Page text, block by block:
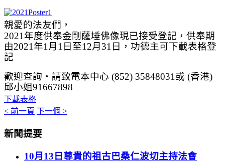
親愛的法友們，
2021年度供奉金剛薩埵佛像現已接受登記，供奉期
由2021年1 月 1 日至12月 31 日，功德主可下載表格登
記
歡迎查詢 ‧ 請致電本中心 (852) 35848031 或 (香港)
邱小姐91667898
下載表格
< 前一頁 下一個 >
新聞提要
10月13日尊貴的祖古巴桑仁波切主持法會